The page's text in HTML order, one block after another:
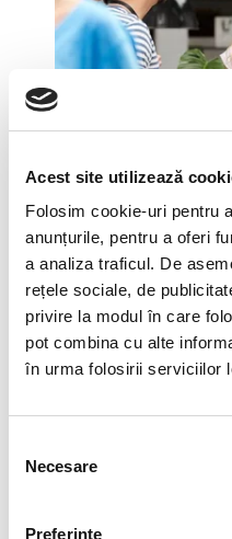
Acest site utilizează
Folosim cookie-uri pentru
anunțurile, pentru a oferi
a analiza traficul. De
rețele sociale, de
privire la modul în care
pot combina cu alte
în urma folosirii serviciilor
consimțământului
Necesare
Preferinţe
POVESTE DE
DE
DE